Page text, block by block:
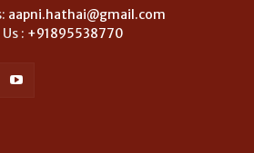
aapni.hathai@gmail.com
: +91895538770